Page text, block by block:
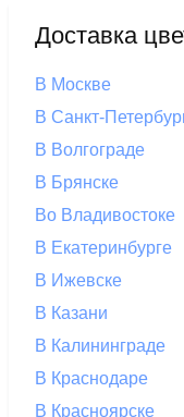
Доставка
В Москве
В Санкт-
В Волгограде
В Брянске
Во Владивостоке
В Екатеринбурге
В Ижевске
В Казани
В Калининграде
В Краснодаре
В Красноярске